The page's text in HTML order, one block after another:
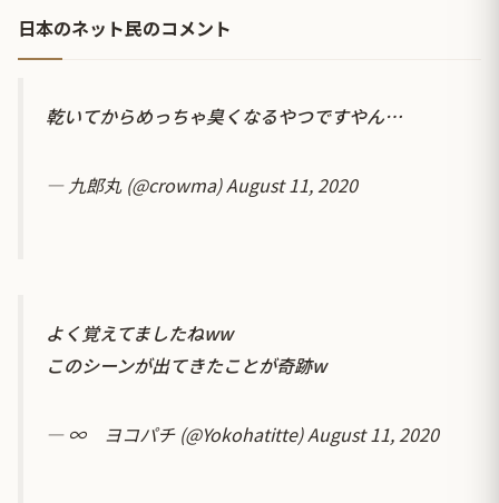
日本のネット民のコメント
乾いてからめっちゃ臭くなるやつですやん…
— 九郎丸 (@crowma)August 11, 2020
よく覚えてましたねww
このシーンが出てきたことが奇跡w
— ∞ ヨコパチ (@Yokohatitte)August 11, 2020